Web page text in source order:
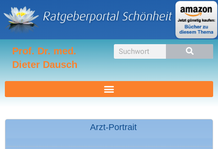
Inhalt
springen
Prof. Dr. med.
Dieter Dausch
Suche
Arzt-Portrait